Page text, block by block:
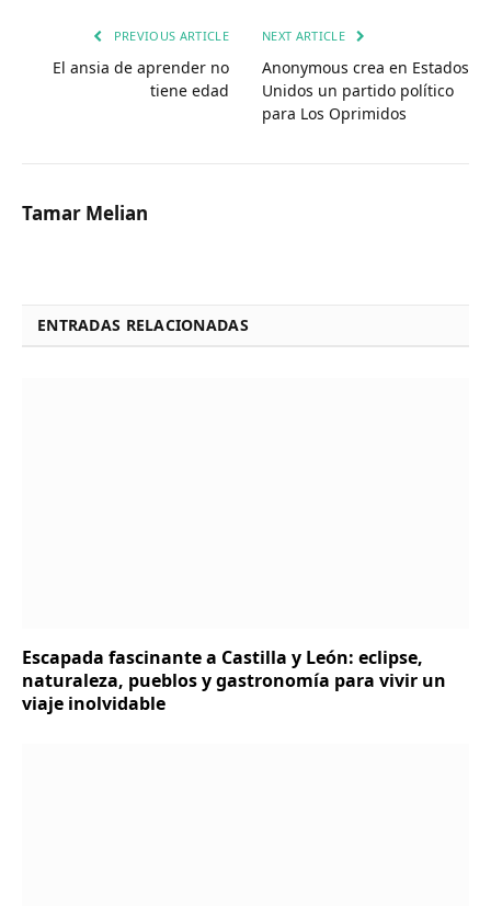
PREVIOUS ARTICLE
El ansia de aprender no
tiene edad
NEXT ARTICLE
Anonymous crea en Estados
Unidos un partido político
para Los Oprimidos
Tamar Melian
ENTRADAS RELACIONADAS
Escapada fascinante a Castilla y León: eclipse,
naturaleza, pueblos y gastronomía para vivir un
viaje inolvidable